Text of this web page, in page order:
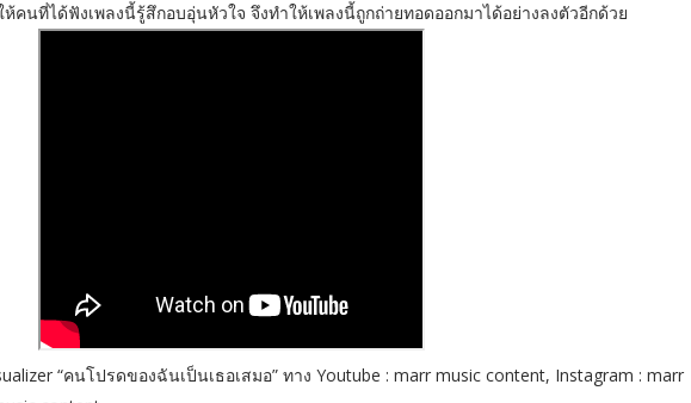
ห้คนที่ได้ฟังเพลงนี้รู้สึกอบอุ่นหัวใจ จึงทำให้เพลงนี้ถูกถ่ายทอดออกมาได้อย่างลงตัวอีกด้วย
“คนโปรดของฉันเป็นเธอเสมอ” ทาง Youtube : marr music content, Instagram : marr